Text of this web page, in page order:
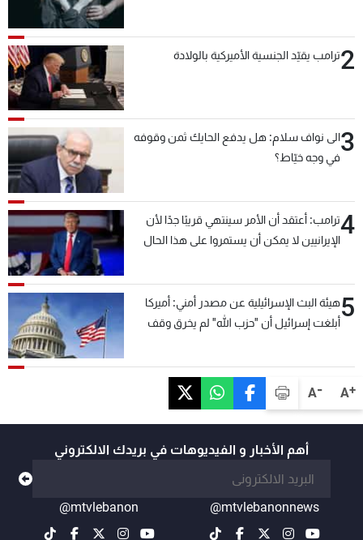
A+
A-
2ترامب يقيّد الجنسية الأميركية بالولادة
3الى نواف سلام: هل يدفع الحايك ثمن وقوفه
في وجه خيّاط؟
4ترامب: أعتقد أن الأمر سينتهي قريبًا جدًا لأن
الإيرانيين لا يمكن أن يستمروا على هذا الحال
5هيئة البث الإسرائيلية عن مصدر أمني: أميركا
أبلغت إسرائيل أن "حزب الله" لم يخرق وقف
أهم الأخبار و الفيديوهات في بريدك الالكتروني
@mtvlebanonnews
@mtvlebanon